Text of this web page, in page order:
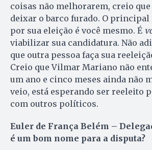
coisas não melhorarem, creio
deixar o barco furado. O
por sua eleição é você mesmo. É
viabilizar sua candidatura. Não
que outra pessoa faça sua
Creio que Vilmar Mariano não
um ano e cinco meses ainda não
veio, está esperando ser reeleito
com outros políticos.
Euler de França Belém –
é um bom nome para a disputa?